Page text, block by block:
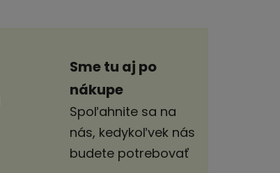
Sme tu aj po
nákupe
Spoľahnite sa na
nás, kedykoľvek nás
budete potrebovať